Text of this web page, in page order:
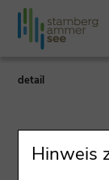
detail
Hinweis